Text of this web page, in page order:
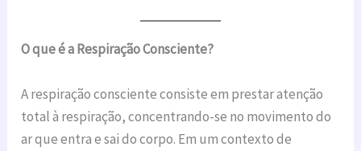
O que é a Respiração Consciente?
A respiração consciente consiste em prestar atenção
total à respiração, concentrando-se no movimento do
ar que entra e sai do corpo. Em um contexto de